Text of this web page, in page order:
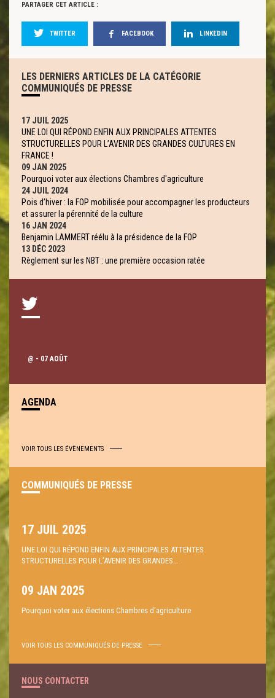
PARTAGER CET ARTICLE :
TWITTER FACEBOOK LINKEDIN
LES DERNIERS ARTICLES DE LA CATÉGORIE
COMMUNIQUÉS DE PRESSE
17 JUIL 2025
UNE LOI QUI RÉPOND ENFIN AUX PRINCIPALES ATTENTES
STRUCTURELLES POUR L’AVENIR DES GRANDES CULTURES EN
FRANCE !
09 JAN 2025
Pourquoi voter aux élections Chambres d'agriculture
24 JUIL 2024
Pois d’hiver : la FOP mobilisée pour accompagner les producteurs
et assurer la pérennité de la culture
16 JAN 2024
Benjamin LAMMERT réélu à la présidence de la FOP
13 DÉC 2023
Règlement sur les NBT : une première occasion ratée
@ - 07 AOÛT
AGENDA
VOIR TOUS LES ÉVÈNEMENTS
COMMUNIQUÉS DE PRESSE
17 JUIL 2025
UNE LOI QUI RÉPOND ENFIN AUX PRINCIPALES ATTENTES
STRUCTURELLES POUR L’AVENIR DES GRANDES…
09 JAN 2025
Pourquoi voter aux élections Chambres d’agriculture
VOIR TOUS LES COMMUNIQUÉS DE PRESSE
NOUS CONTACTER